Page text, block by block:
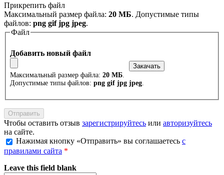
Прикрепить файл
Максимальный размер файла: 20 МБ. Допустимые типы
файлов: png gif jpg jpeg.
Файл
Добавить новый файл
Максимальный размер файла: 20 МБ
Допустимые типы файлов: png gif jpg jpeg
Чтобы оставить отзыв зарегистрируйтесь или авторизуйтесь
на сайте.
Нажимая кнопку «Отправить» вы соглашаетесь с
правилами сайта *
Leave this field blank